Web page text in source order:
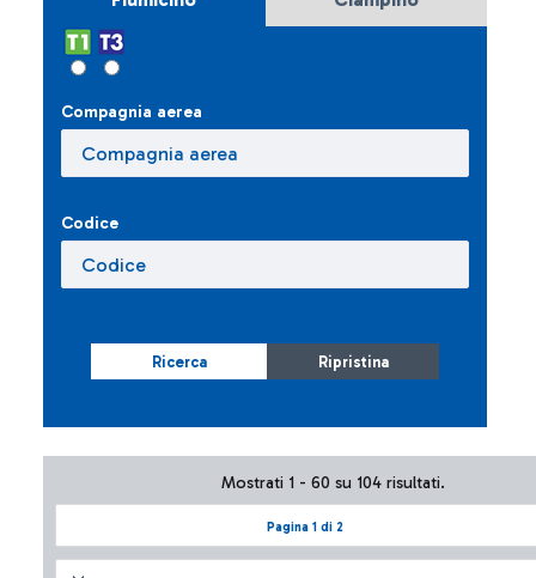
Compagnia aerea
Codice
Ricerca Ripristina
Pagina 1 di 2
Mostrati 1 - 60 su 104 risultati.